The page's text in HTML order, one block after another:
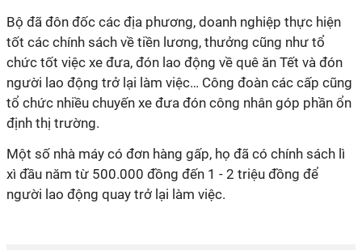
Bộ đã đôn đốc các địa phương, doanh nghiệp thực hiện
tốt các chính sách về tiền lương, thưởng cũng như tổ
chức tốt việc xe đưa, đón lao động về quê ăn Tết và đón
người lao động trở lại làm việc… Công đoàn các cấp cũng
tổ chức nhiều chuyến xe đưa đón công nhân góp phần ổn
định thị trường.
Một số nhà máy có đơn hàng gấp, họ đã có chính sách lì
xì đầu năm từ 500.000 đồng đến 1 - 2 triệu đồng để
người lao động quay trở lại làm việc.